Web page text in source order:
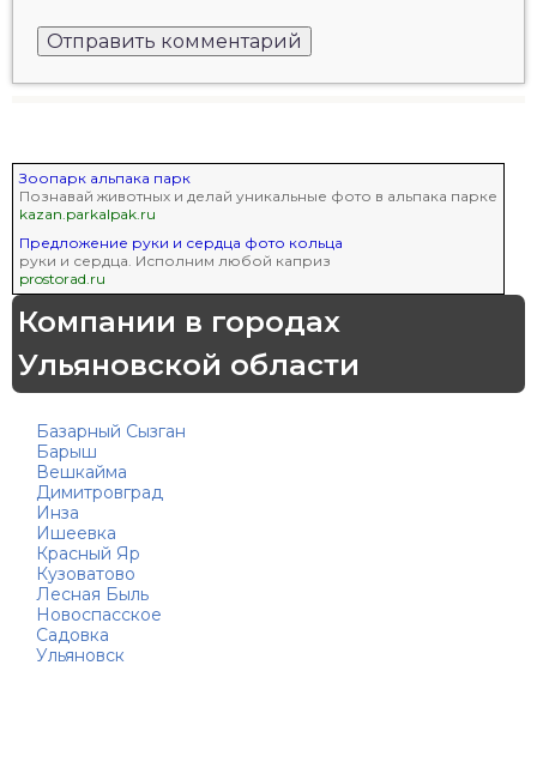
Зоопарк альпака парк
Познавай животных и делай уникальные фото в альпака парке
kazan.parkalpak.ru
Предложение руки и сердца фото кольца
руки и сердца. Исполним любой каприз
prostorad.ru
Компании в городах
Ульяновской области
Базарный Сызган
Барыш
Вешкайма
Димитровград
Инза
Ишеевка
Красный Яр
Кузоватово
Лесная Быль
Новоспасское
Садовка
Ульяновск